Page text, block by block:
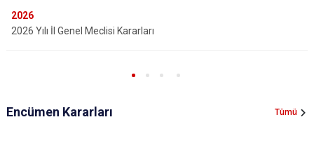
2026
2026 Yılı İl Genel Meclisi Kararları
Encümen Kararları Tümü